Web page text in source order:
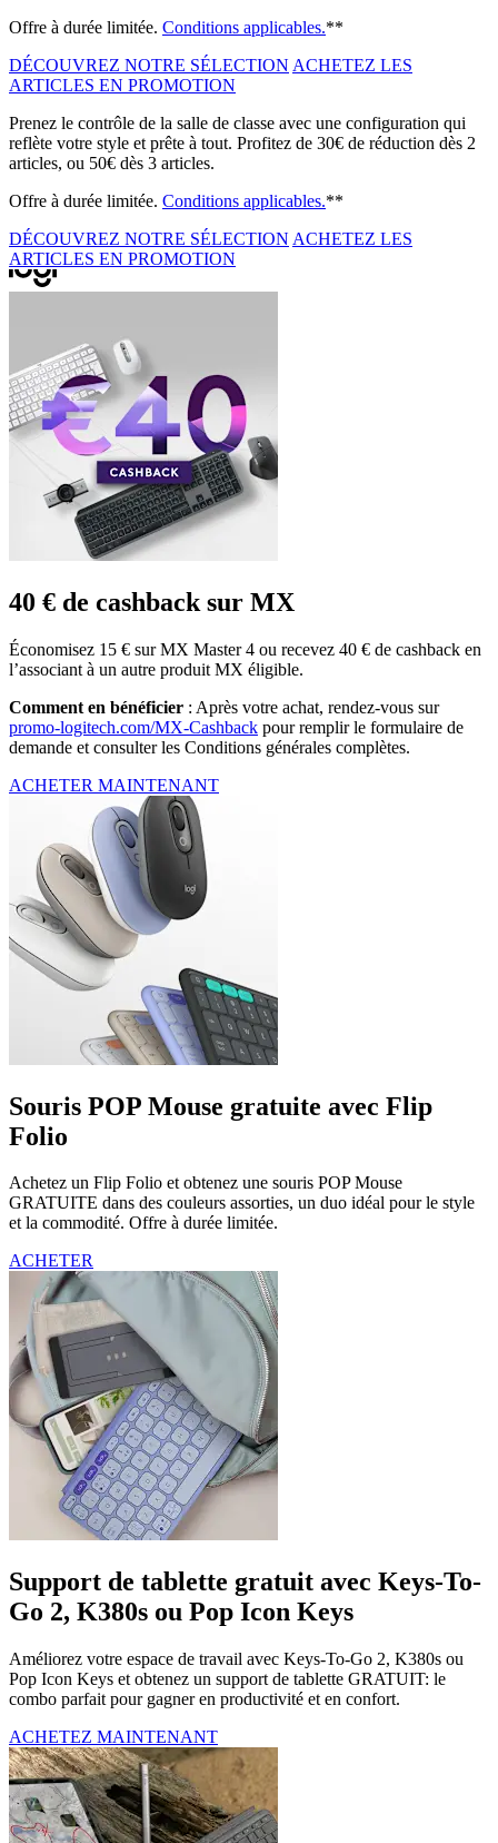
Offre à durée limitée. Conditions applicables.**
DÉCOUVREZ NOTRE SÉLECTION ACHETEZ LES
ARTICLES EN PROMOTION
Prenez le contrôle de la salle de classe avec une configuration qui
reflète votre style et prête à tout. Profitez de 30€ de réduction dès 2
articles, ou 50€ dès 3 articles.
Offre à durée limitée. Conditions applicables.**
DÉCOUVREZ NOTRE SÉLECTION ACHETEZ LES
ARTICLES EN PROMOTION
40 € de cashback sur MX
Économisez 15 € sur MX Master 4 ou recevez 40 € de cashback en
l’associant à un autre produit MX éligible.
Comment en bénéficier : Après votre achat, rendez-vous sur
promo-logitech.com/MX-Cashback pour remplir le formulaire de
demande et consulter les Conditions générales complètes.
ACHETER MAINTENANT
Souris POP Mouse gratuite avec Flip
Folio
Achetez un Flip Folio et obtenez une souris POP Mouse
GRATUITE dans des couleurs assorties, un duo idéal pour le style
et la commodité. Offre à durée limitée.
ACHETER
Support de tablette gratuit avec Keys-To-
Go 2, K380s ou Pop Icon Keys
Améliorez votre espace de travail avec Keys-To-Go 2, K380s ou
Pop Icon Keys et obtenez un support de tablette GRATUIT: le
combo parfait pour gagner en productivité et en confort.
ACHETEZ MAINTENANT